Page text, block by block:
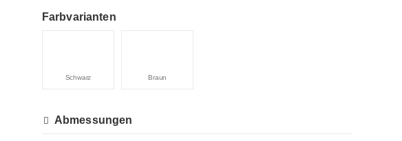
Farbvarianten
Schwarz Braun
Abmessungen